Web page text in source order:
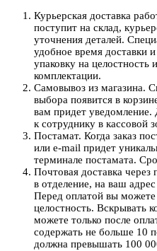
Курьерская доставка
поступит на склад,
уточнения деталей.
удобное время доставки
упаковку на целостность
комплектации.
Самовывоз из магазина.
выбора появится в
вам придет уведомление.
к сотруднику в кассовой
Постамат. Когда заказ
или e-mail придет
терминале постамата.
Почтовая доставка через
в отделение, на ваш
Перед оплатой вы можете
целостность. Вскрывать
можете только после
содержать не больше 10
должна превышать 100